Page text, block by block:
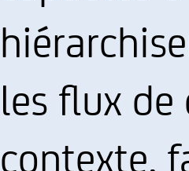
les flux
contexte,